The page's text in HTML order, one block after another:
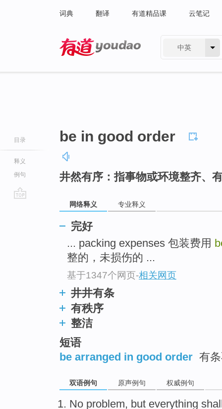
词典 翻译 有道精品课 云笔记
中英
目录
释义
例句
be in good order
井然有序：指事物或环境整齐、
网络释义 专业释义
完好
... packing expenses 包装费用
整的，未损伤的 ...
基于1347个网页-相关网页
井井有条
有秩序
整洁
短语
be arranged in good order 有
双语例句 原声例句 权威例句
No problem, but everything